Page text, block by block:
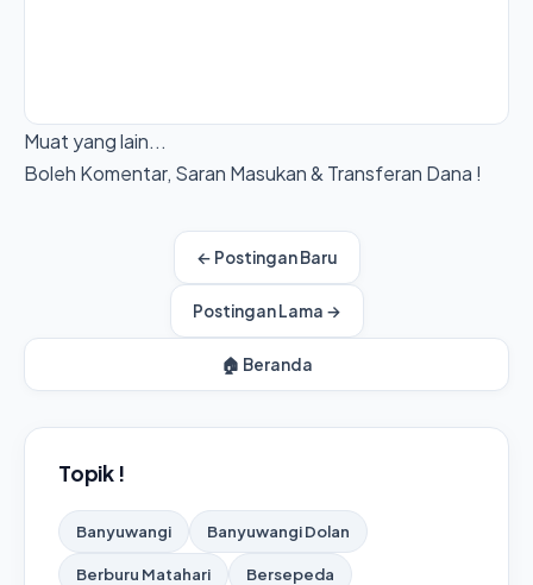
Muat yang lain...
Boleh Komentar, Saran Masukan & Transferan Dana !
← Postingan Baru
Postingan Lama →
🏠 Beranda
Topik !
Banyuwangi Banyuwangi Dolan
Berburu Matahari Bersepeda